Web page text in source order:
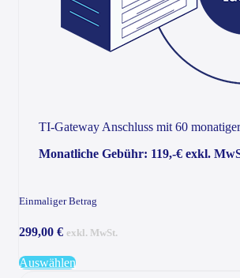
TI-Gateway Anschluss mit 60
Monatliche Gebühr: 119,-€ exkl.
Einmaliger Betrag
299,00 € exkl. MwSt.
Auswählen